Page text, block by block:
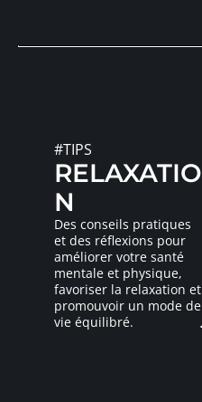
#TIPS
RELAXATIO
N
Des conseils pratiques
et des réflexions pour
améliorer votre santé
mentale et physique,
favoriser la relaxation et
promouvoir un mode de
vie équilibré.